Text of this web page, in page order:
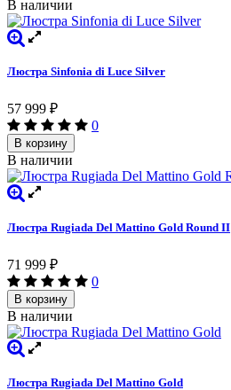
В наличии
Люстра Sinfonia di Luce Silver
57 999 ₽
0
В корзину
В наличии
Люстра Rugiada Del Mattino Gold Round II
71 999 ₽
0
В корзину
В наличии
Люстра Rugiada Del Mattino Gold